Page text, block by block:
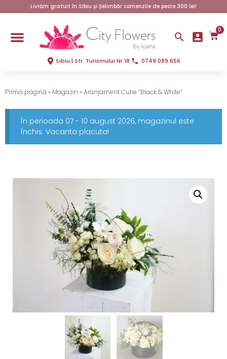
Livrăm gratuit în Sibiu și Șelimbăr comenzile de peste 300 lei!
0
Sibiu | Str. Turismului Nr.18 0749.089.656
Prima pagină » Magazin »Aranjament Cutie “Black & White”
În perioada 07 - 10 august 2026, magazinul este
închis. Vacanta placuta!